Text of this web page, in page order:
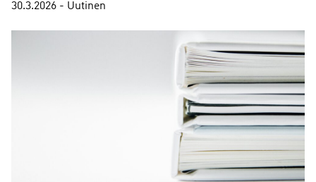
30.3.2026 - Uutinen